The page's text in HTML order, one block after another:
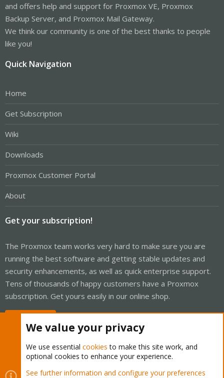
and offers help and support for Proxmox VE, Proxmox
Backup Server, and Proxmox Mail Gateway.
We think our community is one of the best thanks to people
like you!
Quick Navigation
Home
Get Subscription
Wiki
Downloads
Proxmox Customer Portal
About
Get your subscription!
The Proxmox team works very hard to make sure you are
running the best software and getting stable updates and
security enhancements, as well as quick enterprise support.
Tens of thousands of happy customers have a Proxmox
subscription. Get yours easily in our online shop.
Cookies Proxmox Support Forum - Light Mode
We value your privacy
We use essential cookies to make this site work, and
optional cookies to enhance your experience.
See further information and configure your preferences